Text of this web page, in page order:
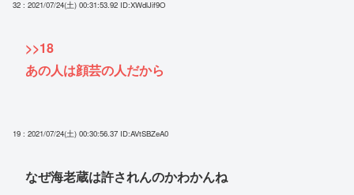
32 : 2021/07/24(土) 00:31:53.92 ID:XWdlJif9O
>>18
あの人は顔芸の人だから
19 : 2021/07/24(土) 00:30:56.37 ID:AVtSBZeA0
なぜ海老蔵は許されんのかわかんね